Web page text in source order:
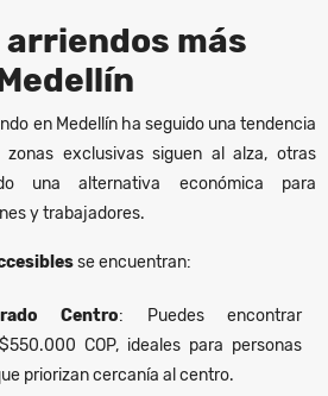
más
en Medellín ha seguido una tendencia
zonas exclusivas siguen al alza, otras
una alternativa económica para
y trabajadores.
se encuentran:
Centro: Puedes encontrar
COP, ideales para personas
priorizan cercanía al centro.